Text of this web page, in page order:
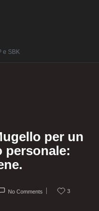
e SBK
per un
personale:
No Comments 3